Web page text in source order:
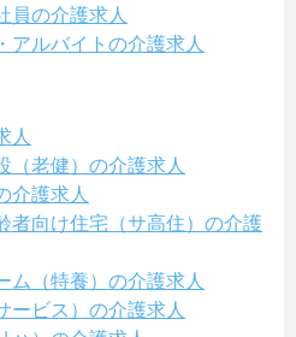
員の介護求人
アルバイトの介護求人
人
（老健）の介護求人
介護求人
者向け住宅（サ高住）の介護
ム（特養）の介護求人
ービス）の介護求人